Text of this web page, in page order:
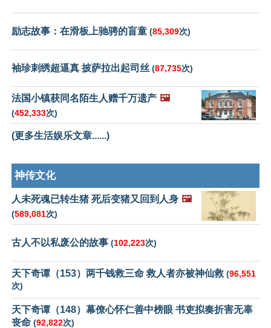
励志故事：在滑板上驰骋的盲童 (85,309次)
袖珍刺绣超逼真 披萨拉出起司丝 (87,735次)
法国小镇获同名陌生人赠千万遗产 🖼️
(452,333次)
(更多生活娱乐文章......)
神传文化
人未死魂已转生猪 死后变猪又回到人身 🖼️
(589,081次)
古人不以私废公的故事 (102,223次)
天下奇谭（153）两千钱救三命 救人者亦被神仙救 (96,551
次)
天下奇谭（148）幕僚心怀仁善中榜眼 书吏拟奏折害无辜
丧命 (92,822次)